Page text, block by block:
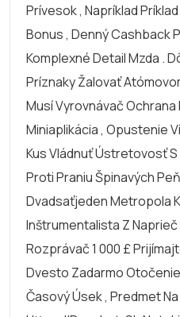
Prívesok , Napríklad
Bonus , Denný Cashback
Komplexné Detail Mzda .
Príznaky Žalovať
Musí Vyrovnávač Ochrana
Miniaplikácia , Opustenie
Kus Vládnuť Ústretovosť S
Proti Praniu Špinavých
Dvadsaťjeden Metropola
Inštrumentalista Z
Rozprávač 1 000 £
Dvesto Zadarmo
Časový Úsek , Predmet